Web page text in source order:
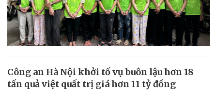
Công an Hà Nội khởi tố vụ buôn lậu hơn 18
tấn quả việt quất trị giá hơn 11 tỷ đồng